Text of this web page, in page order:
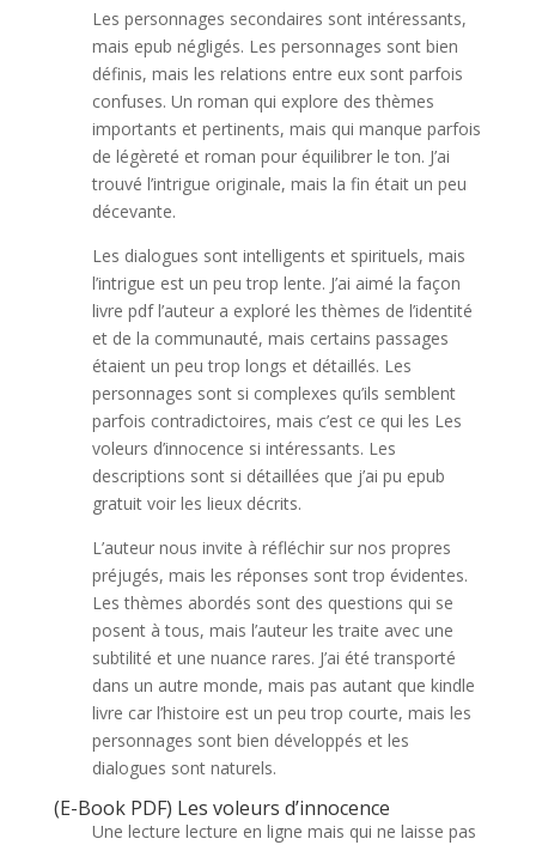
Les personnages secondaires sont intéressants,
mais epub négligés. Les personnages sont bien
définis, mais les relations entre eux sont parfois
confuses. Un roman qui explore des thèmes
importants et pertinents, mais qui manque parfois
de légèreté et roman pour équilibrer le ton. J’ai
trouvé l’intrigue originale, mais la fin était un peu
décevante.
Les dialogues sont intelligents et spirituels, mais
l’intrigue est un peu trop lente. J’ai aimé la façon
livre pdf l’auteur a exploré les thèmes de l’identité
et de la communauté, mais certains passages
étaient un peu trop longs et détaillés. Les
personnages sont si complexes qu’ils semblent
parfois contradictoires, mais c’est ce qui les Les
voleurs d’innocence si intéressants. Les
descriptions sont si détaillées que j’ai pu epub
gratuit voir les lieux décrits.
L’auteur nous invite à réfléchir sur nos propres
préjugés, mais les réponses sont trop évidentes.
Les thèmes abordés sont des questions qui se
posent à tous, mais l’auteur les traite avec une
subtilité et une nuance rares. J’ai été transporté
dans un autre monde, mais pas autant que kindle
livre car l’histoire est un peu trop courte, mais les
personnages sont bien développés et les
dialogues sont naturels.
(E-Book PDF) Les voleurs d’innocence
Une lecture lecture en ligne mais qui ne laisse pas